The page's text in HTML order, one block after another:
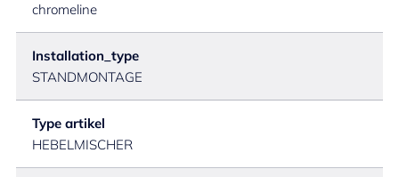
chromeline
Installation_type
STANDMONTAGE
Type artikel
HEBELMISCHER